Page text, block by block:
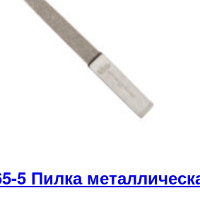
5 Пилка